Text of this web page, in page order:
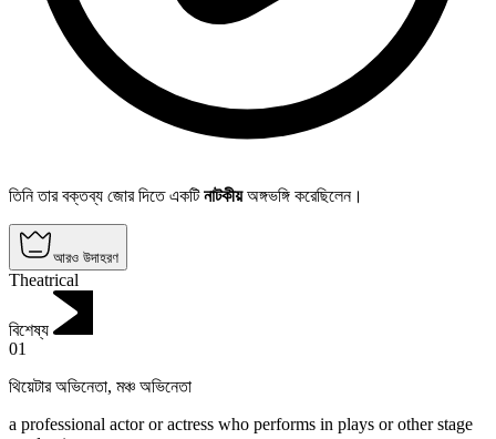
তিনি তার বক্তব্য জোর দিতে একটিনাটকীয়অঙ্গভঙ্গি করেছিলেন।
আরও উদাহরণ
Theatrical
বিশেষ্য
01
থিয়েটার অভিনেতা, মঞ্চ অভিনেতা
a professional actor or actress who performs in plays or other stage